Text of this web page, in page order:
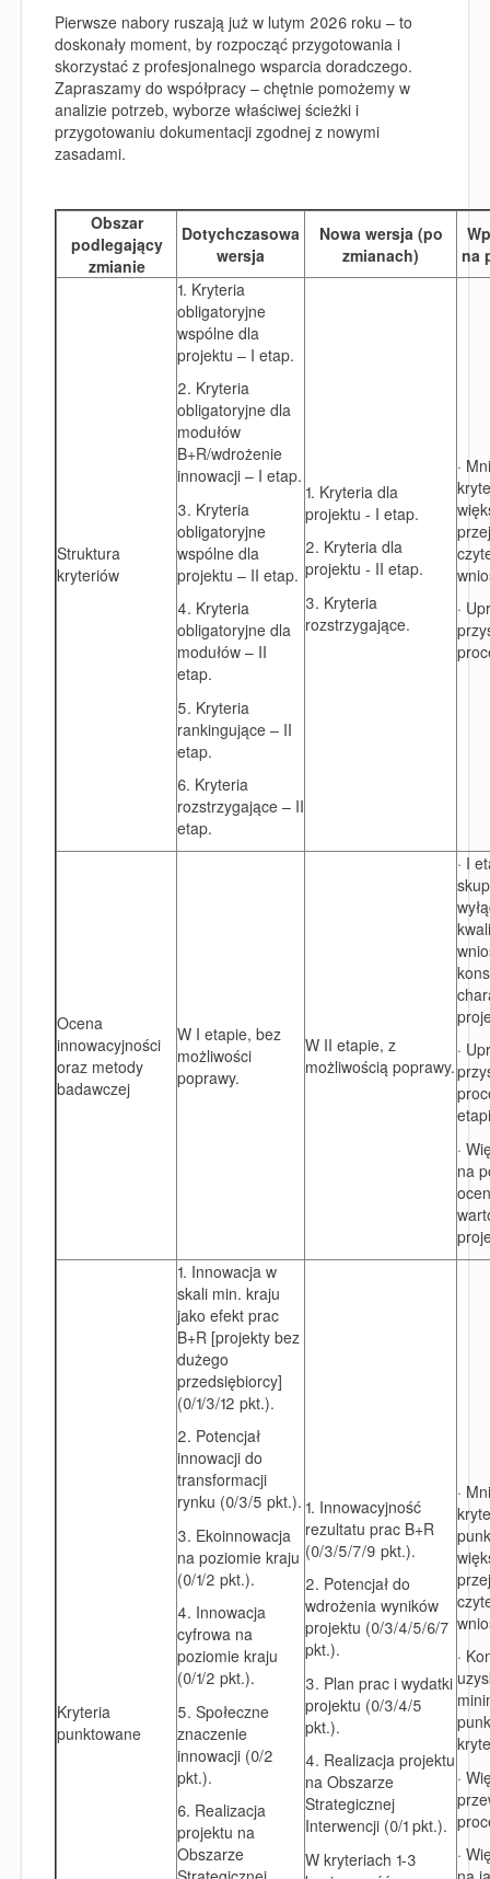
Pierwsze nabory ruszają już w lutym 2026 roku – to
doskonały moment, by rozpocząć przygotowania i
skorzystać z profesjonalnego wsparcia doradczego.
Zapraszamy do współpracy – chętnie pomożemy w
analizie potrzeb, wyborze właściwej ścieżki i
przygotowaniu dokumentacji zgodnej z nowymi
zasadami.
Obszar
podlegający
zmianie
Dotychczasowa
wersja
Nowa wersja (po
zmianach)
na
Struktura
kryteriów
1. Kryteria
obligatoryjne
wspólne dla
projektu – I etap.
2. Kryteria
obligatoryjne dla
modułów
B+R/wdrożenie
innowacji – I etap.
3. Kryteria
obligatoryjne
wspólne dla
projektu – II etap.
4. Kryteria
obligatoryjne dla
modułów – II
etap.
5. Kryteria
rankingujące – II
etap.
6. Kryteria
rozstrzygające – II
etap.
1. Kryteria dla
projektu - I etap.
2. Kryteria dla
projektu - II etap.
3. Kryteria
rozstrzygające.
·
·
Ocena
innowacyjności
oraz metody
badawczej
W I etapie, bez
możliwości
poprawy.
W II etapie, z
możliwością poprawy.
· I
·
·
na
Kryteria
punktowane
1. Innowacja w
skali min. kraju
jako efekt prac
B+R [projekty bez
dużego
przedsiębiorcy]
(0/1/3/12 pkt.).
2. Potencjał
innowacji do
transformacji
rynku (0/3/5 pkt.).
3. Ekoinnowacja
na poziomie kraju
(0/1/2 pkt.).
4. Innowacja
cyfrowa na
poziomie kraju
(0/1/2 pkt.).
5. Społeczne
znaczenie
innowacji (0/2
pkt.).
6. Realizacja
projektu na
Obszarze
1. Innowacyjność
rezultatu prac B+R
(0/3/5/7/9 pkt.).
2. Potencjał do
wdrożenia wyników
projektu (0/3/4/5/6/7
pkt.).
3. Plan prac i wydatki
projektu (0/3/4/5
pkt.).
4. Realizacja projektu
na Obszarze
Strategicznej
Interwencji (0/1 pkt.).
W kryteriach 1-3
·
·
·
·